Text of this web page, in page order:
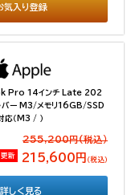
気入り登録
Pro 14インチ Late 202
ー M3/メモリ16GB/SSD
（M3 / ）
255,200円(税込）
新 215,600円 （税込）
詳しく見る